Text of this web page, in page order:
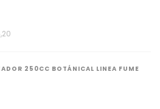
250CC BOTÁNICAL LINEA FUME